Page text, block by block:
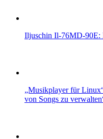
Iljuschin Il-76MD-90E:
„Musikplayer für
von Songs zu